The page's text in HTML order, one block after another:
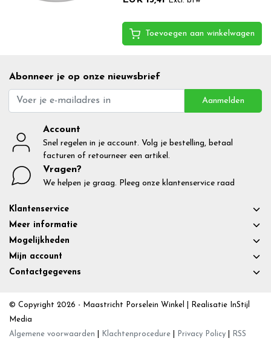
Toevoegen aan winkelwagen
Abonneer je op onze nieuwsbrief
Aanmelden
Account
Snel regelen in je account. Volg je bestelling, betaal
facturen of retourneer een artikel.
Vragen?
We helpen je graag. Pleeg onze klantenservice raad
Klantenservice
Meer informatie
Mogelijkheden
Mijn account
Contactgegevens
© Copyright 2026 - Maastricht Porselein Winkel | Realisatie InStijl
Media
Algemene voorwaarden
Klachtenprocedure Privacy Policy RSS